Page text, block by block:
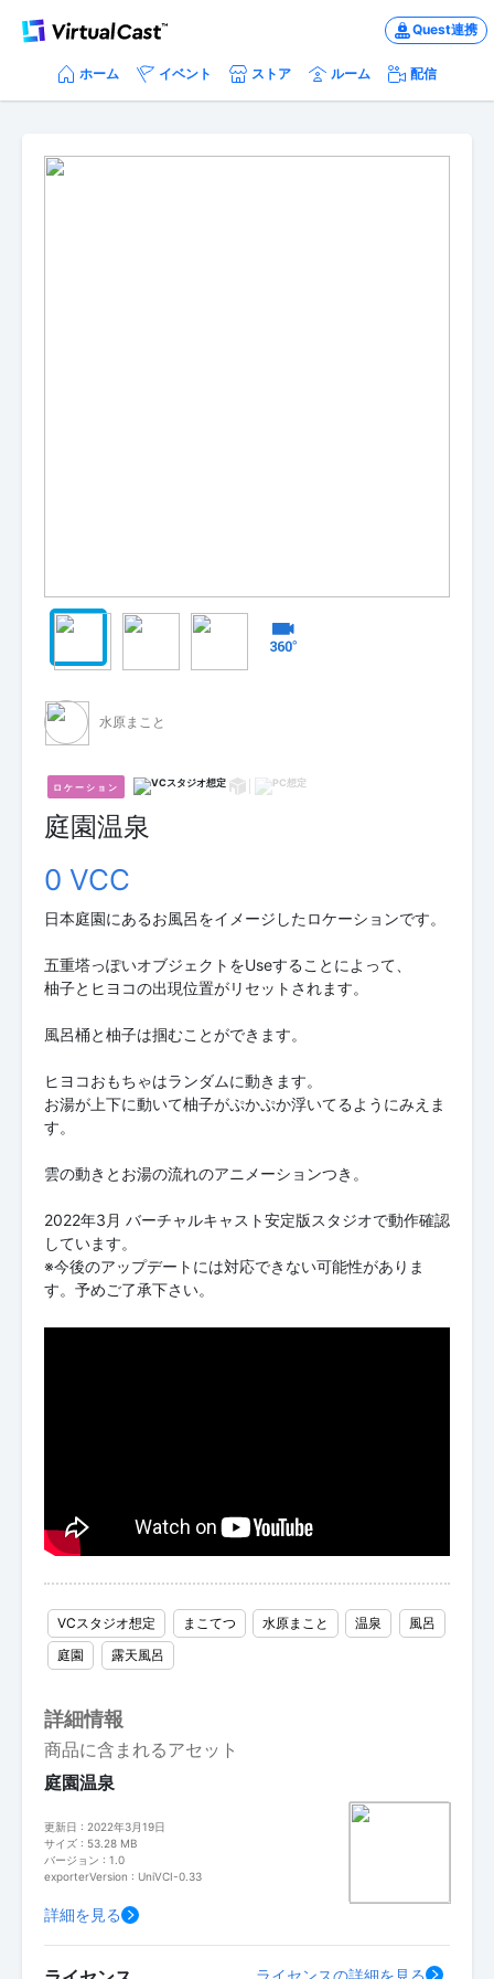
Quest連携
ホーム イベント ストア ルーム 配信
水原まこと
ロケーション
庭園温泉
0 VCC
日本庭園にあるお風呂をイメージしたロケーションです。
五重塔っぽいオブジェクトをUseすることによって、
柚子とヒヨコの出現位置がリセットされます。
風呂桶と柚子は掴むことができます。
ヒヨコおもちゃはランダムに動きます。
お湯が上下に動いて柚子がぷかぷか浮いてるようにみえま
す。
雲の動きとお湯の流れのアニメーションつき。
2022年3月 バーチャルキャスト安定版スタジオで動作確認
しています。
※今後のアップデートには対応できない可能性がありま
す。予めご了承下さい。
VCスタジオ想定 まこてつ 水原まこと 温泉
風呂
庭園
露天風呂
詳細情報
商品に含まれるアセット
庭園温泉
更新日 : 2022年3月19日
サイズ : 53.28 MB
バージョン : 1.0
exporterVersion : UniVCI-0.33
詳細を見る
ライセンスの詳細を見る